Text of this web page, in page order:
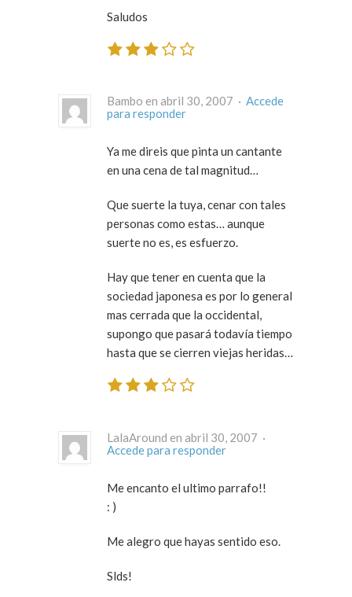
Saludos
Bambo en abril 30, 2007 · Accede
para responder
Ya me direis que pinta un cantante
en una cena de tal magnitud…
Que suerte la tuya, cenar con tales
personas como estas… aunque
suerte no es, es esfuerzo.
Hay que tener en cuenta que la
sociedad japonesa es por lo general
mas cerrada que la occidental,
supongo que pasará todavía tiempo
hasta que se cierren viejas heridas…
LalaAround en abril 30, 2007 ·
Accede para responder
Me encanto el ultimo parrafo!!
: )
Me alegro que hayas sentido eso.
Slds!